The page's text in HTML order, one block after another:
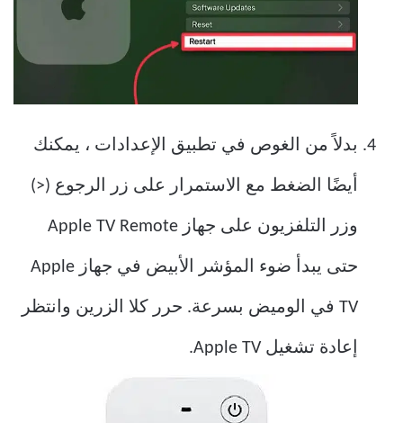
بدلاً من الغوص في تطبيق الإعدادات ، يمكنك
أيضًا الضغط مع الاستمرار على زر الرجوع (<)
وزر التلفزيون على جهاز Apple TV Remote
حتى يبدأ ضوء المؤشر الأبيض في جهاز Apple
TV في الوميض بسرعة. حرر كلا الزرين وانتظر
إعادة تشغيل Apple TV.